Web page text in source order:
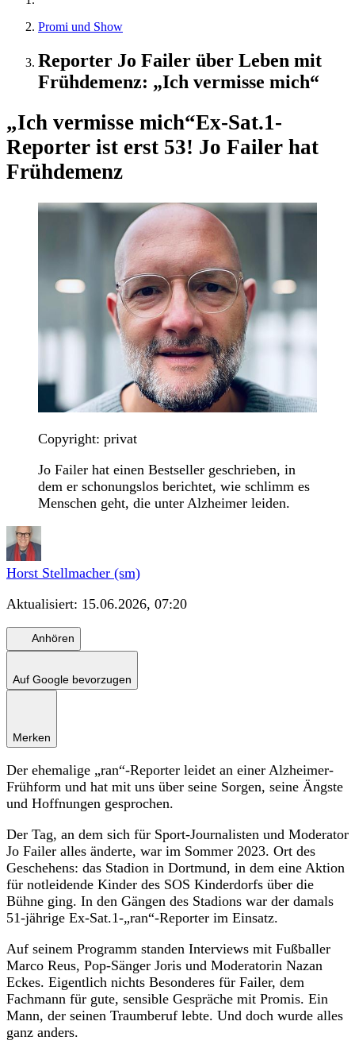
Promi und Show
Reporter Jo Failer über Leben mit
Frühdemenz: „Ich vermisse mich“
„Ich vermisse mich“Ex-Sat.1-
Reporter ist erst 53! Jo Failer hat
Frühdemenz
Copyright: privat
Jo Failer hat einen Bestseller geschrieben, in
dem er schonungslos berichtet, wie schlimm es
Menschen geht, die unter Alzheimer leiden.
Horst Stellmacher (sm)
Aktualisiert: 15.06.2026, 07:20
Anhören
Auf Google bevorzugen
Merken
Der ehemalige „ran“-Reporter leidet an einer Alzheimer-
Frühform und hat mit uns über seine Sorgen, seine Ängste
und Hoffnungen gesprochen.
Der Tag, an dem sich für Sport-Journalisten und Moderator
Jo Failer alles änderte, war im Sommer 2023. Ort des
Geschehens: das Stadion in Dortmund, in dem eine Aktion
für notleidende Kinder des SOS Kinderdorfs über die
Bühne ging. In den Gängen des Stadions war der damals
51-jährige Ex-Sat.1-„ran“-Reporter im Einsatz.
Auf seinem Programm standen Interviews mit Fußballer
Marco Reus, Pop-Sänger Joris und Moderatorin Nazan
Eckes. Eigentlich nichts Besonderes für Failer, dem
Fachmann für gute, sensible Gespräche mit Promis. Ein
Mann, der seinen Traumberuf lebte. Und doch wurde alles
ganz anders.